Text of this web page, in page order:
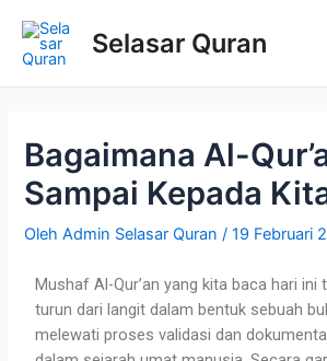
Selasar Quran
Bagaimana Al-
Sampai Kepada
OlehAdmin Selasar Quran /19 Februari
Mushaf Al-Qur’an yang kita baca hari
turun dari langit dalam bentuk sebuah
melewati proses validasi dan